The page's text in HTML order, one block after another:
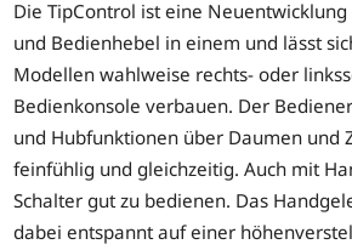
Die TipControl ist eine
und Bedienhebel in einem und lässt
Modellen wahlweise rechts- oder
Bedienkonsole verbauen. Der
und Hubfunktionen über Daumen und
feinfühlig und gleichzeitig. Auch mit
Schalter gut zu bedienen. Das
dabei entspannt auf einer